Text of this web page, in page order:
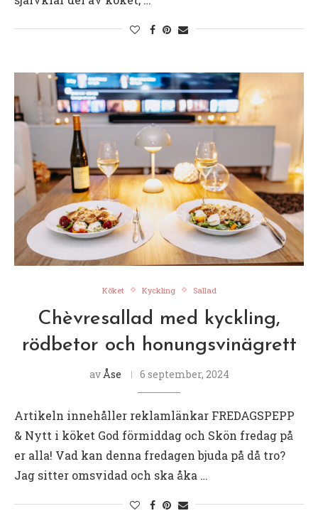
Köket Kyckling Sallad
Chèvresallad med kyckling,
rödbetor och honungsvinägrett
av Åse 6 september, 2024
Artikeln innehåller reklamlänkar FREDAGSPEPP
& Nytt i köket God förmiddag och Skön fredag på
er alla! Vad kan denna fredagen bjuda på då tro?
Jag sitter omsvidad och ska åka …